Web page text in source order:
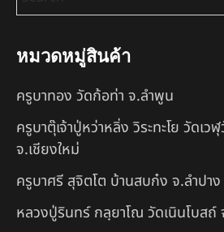
หมวดหมู่สินค้า
ครูบาทอง วัดก้อท่า จ.ลำพูน
ครูบาตุ๊เจ้าปู่หว่าหลิ่ง วิระทะโย วัดเว
จ.เชียงใหม่
ครูบาศรี สุจิตโต บ้านสบก๋ง จ.ลำปาง
หลวงปู่รินทร์ กลฺยาโณ วัดเนินโบส